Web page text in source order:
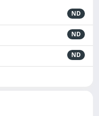
ND
ND
ND